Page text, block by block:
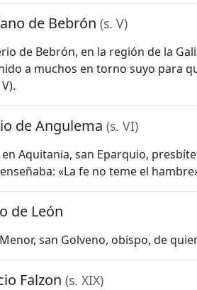
de Bebrón (s. V)
de Bebrón, en la región de la
a muchos en torno suyo para
de Angulema (s. VI)
en Aquitania, san Eparquio,
«La fe no teme el
de León
san Golveno, obispo, de
Falzon (s. XIX)